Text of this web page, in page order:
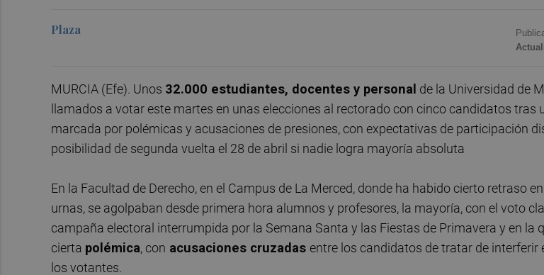
Plaza
MURCIA (Efe). Unos 32.000 estudiantes, docentes y personal de la Universidad de
llamados a votar este martes en unas elecciones al rectorado con cinco candidatos tras
marcada por polémicas y acusaciones de presiones, con expectativas de participación
posibilidad de segunda vuelta el 28 de abril si nadie logra mayoría absoluta
En la Facultad de Derecho, en el Campus de La Merced, donde ha habido cierto retraso
urnas, se agolpaban desde primera hora alumnos y profesores, la mayoría, con el voto
campaña electoral interrumpida por la Semana Santa y las Fiestas de Primavera y en la
cierta polémica, con acusaciones cruzadas entre los candidatos de tratar de interferir
los votantes.